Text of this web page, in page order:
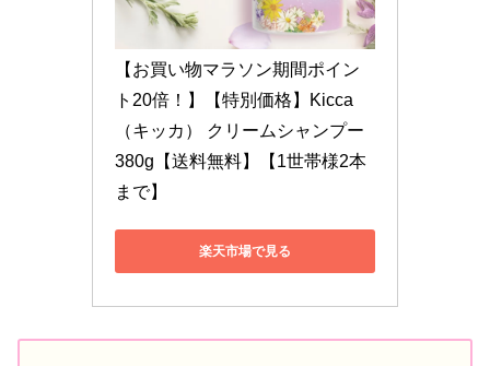
【お買い物マラソン期間ポイン
ト20倍！】【特別価格】Kicca
（キッカ） クリームシャンプー
380g【送料無料】【1世帯様2本
まで】
楽天市場で見る